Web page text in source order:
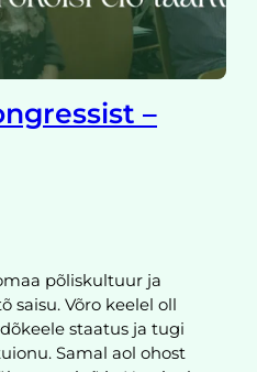
–
põliskultuur ja
saisu. Võro keelel oll
staatus ja tugi
Samal aol ohost